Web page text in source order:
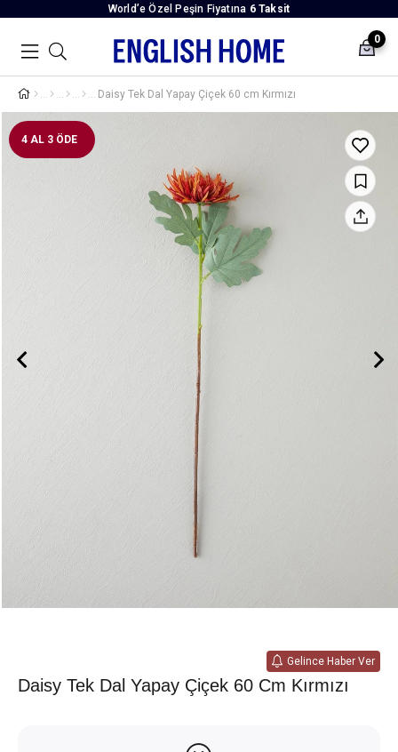
World’e Özel Peşin Fiyatına 6 Taksit
0
Daisy Tek Dal Yapay Çiçek 60 cm Kırmızı
4 AL 3 ÖDE
Gelince Haber Ver
Daisy Tek Dal Yapay Çiçek 60 Cm Kırmızı